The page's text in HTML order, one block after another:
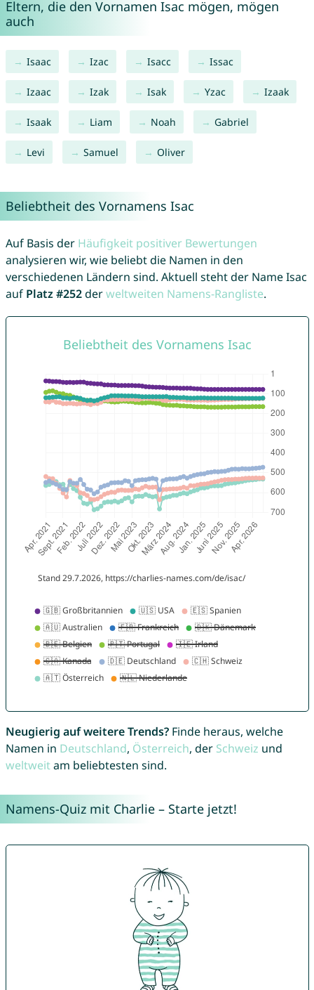
Eltern, die den Vornamen Isac mögen, mögen
auch
Isaac Izac Isacc Issac
Izaac Izak Isak Yzac Izaak
Isaak Liam Noah Gabriel
Levi Samuel Oliver
Beliebtheit des Vornamens Isac
Auf Basis der Häufigkeit positiver Bewertungen
analysieren wir, wie beliebt die Namen in den
verschiedenen Ländern sind. Aktuell steht der Name Isac
auf Platz #252derweltweiten Namens-Rangliste.
Neugierig auf weitere Trends?Finde heraus, welche
Namen in Deutschland, Österreich, der Schweiz und
weltweitam beliebtesten sind.
Namens-Quiz mit Charlie – Starte jetzt!